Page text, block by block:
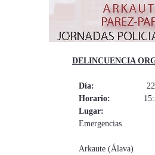
DELINCUENCIA
Día:
Horario:
Lugar:
Emergencias
Ctra. N-
Arkaute (Álava)